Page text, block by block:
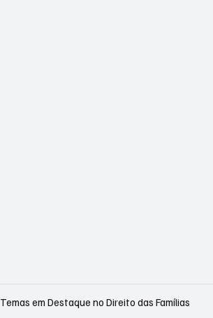
Temas em Destaque no Direito das Famílias